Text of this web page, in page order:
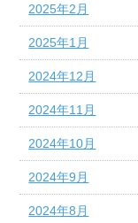
2025年2月
2025年1月
2024年12月
2024年11月
2024年10月
2024年9月
2024年8月